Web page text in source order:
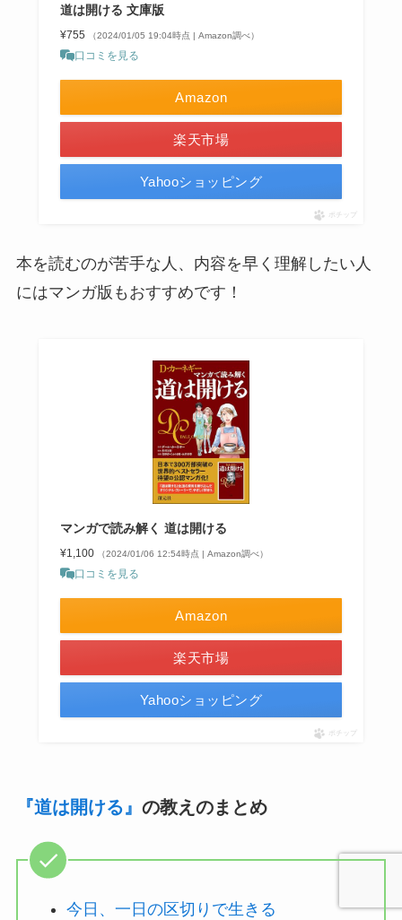
道は開ける 文庫版
¥755 （2024/01/05 19:04時点 | Amazon調べ）
口コミを見る
Amazon
楽天市場
Yahooショッピング
ポチップ
本を読むのが苦手な人、内容を早く理解したい人
にはマンガ版もおすすめです！
マンガで読み解く 道は開ける
¥1,100 （2024/01/06 12:54時点 | Amazon調べ）
口コミを見る
Amazon
楽天市場
Yahooショッピング
ポチップ
『道は開ける』 の教えのまとめ
今日、一日の区切りで生きる